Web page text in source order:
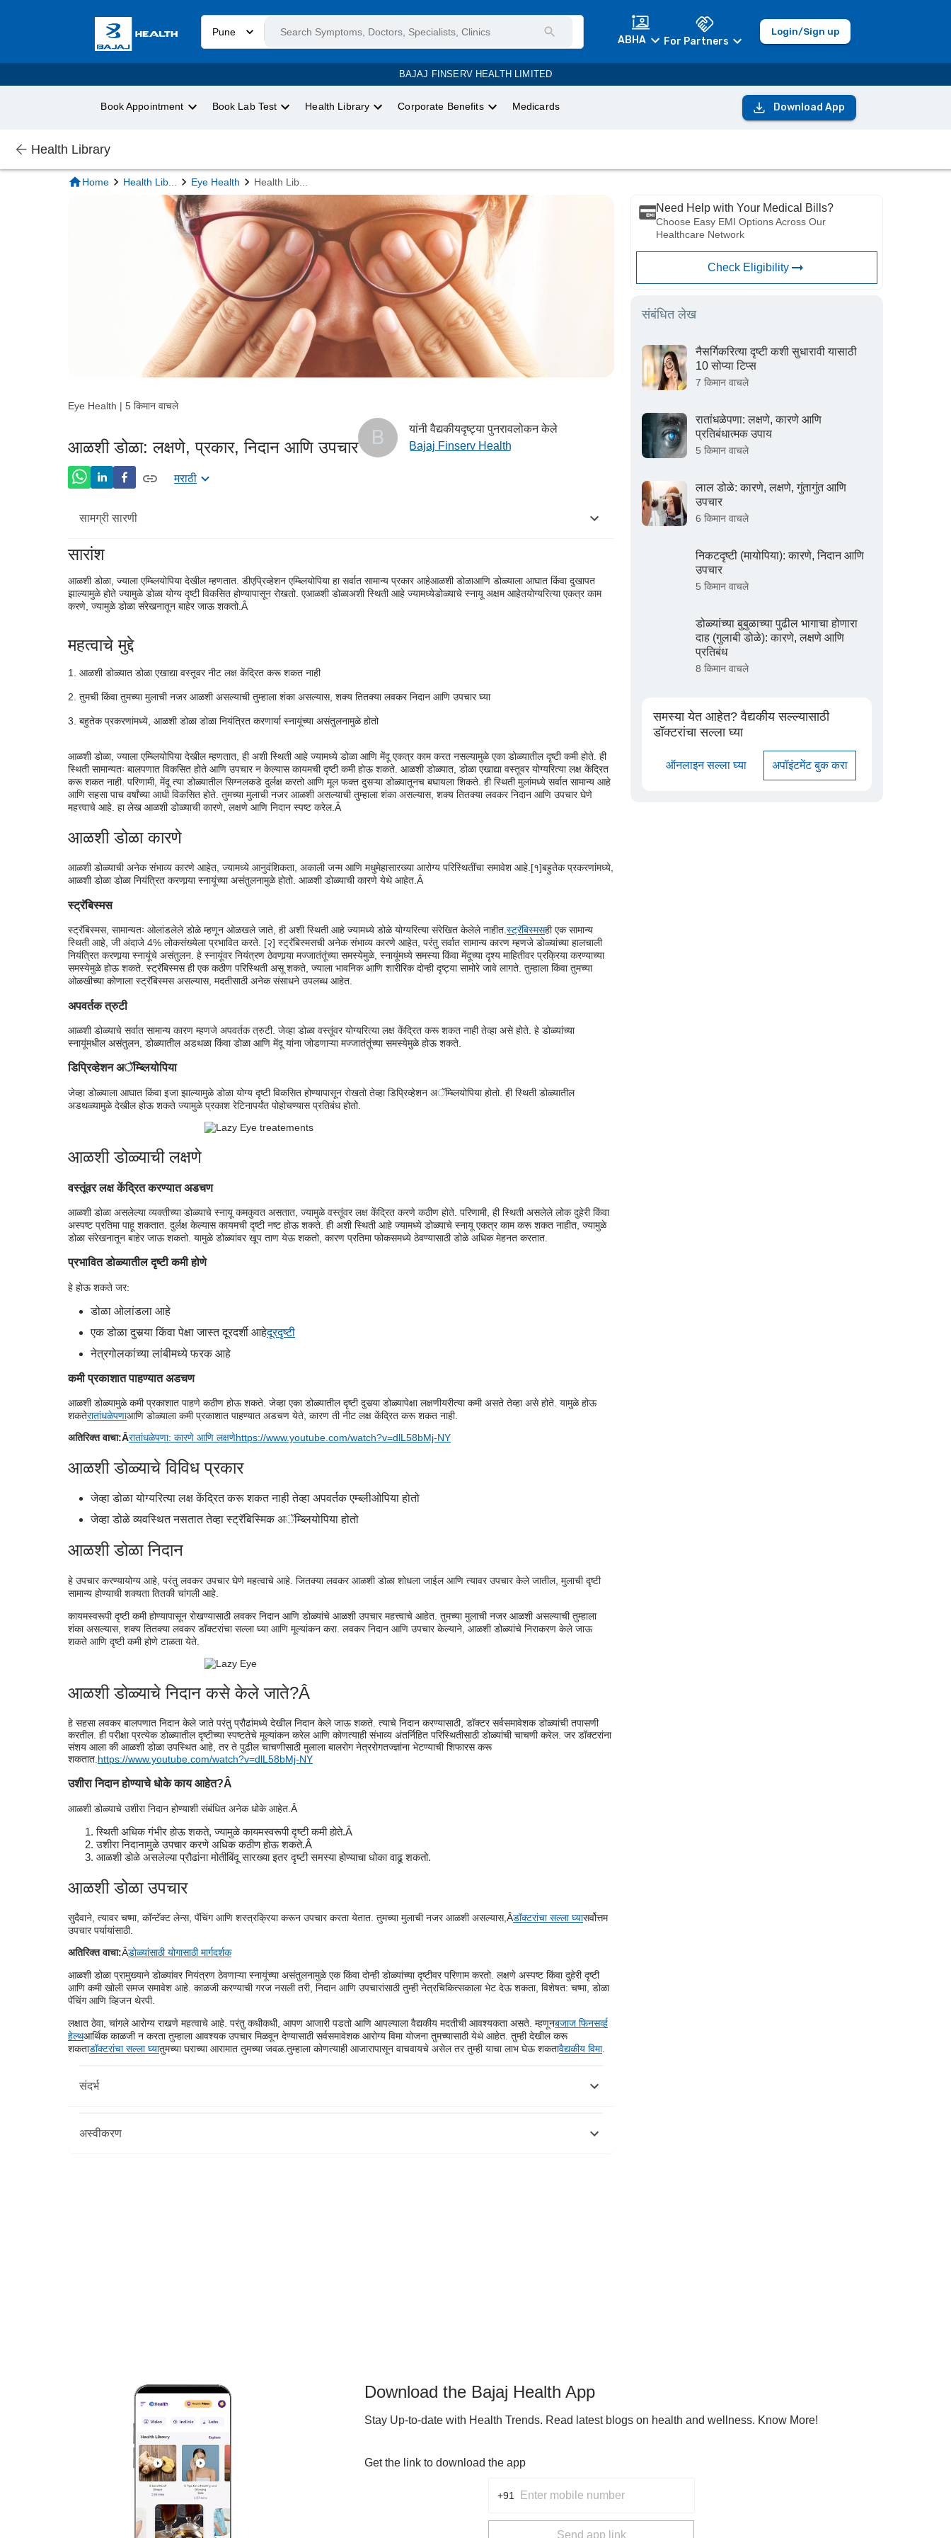
Pune
ABHA For Partners
Login/Sign up
BAJAJ FINSERV HEALTH LIMITED
Book Appointment Book Lab Test Health Library Corporate Benefits Medicards Download App
Health Library
Home Health Lib... Eye Health Health Lib...
Eye Health | 5 किमान वाचले
आळशी डोळा: लक्षणे, प्रकार, निदान आणि उपचार B
यांनी वैद्यकीयदृष्ट्या पुनरावलोकन केले
Bajaj Finserv Health
मराठी
सामग्री सारणी
आळशी डोळ्याची लक्षणे
आळशी डोळ्याचे विविध प्रकार
आळशी डोळा निदान
आळशी डोळा उपचार
सारांश
आळशी डोळा, ज्याला एम्ब्लियोपिया देखील म्हणतात. डीएप्रिव्हेशन एम्ब्लियोपिया हा सर्वात सामान्य प्रकार आहेआळशी डोळाआणि डोळ्याला आघात किंवा दुखापत
झाल्यामुळे होते ज्यामुळे डोळा योग्य दृष्टी विकसित होण्यापासून रोखतो. एआळशी डोळाअशी स्थिती आहे ज्यामध्येडोळ्याचे स्नायू अक्षम आहेतयोग्यरित्या एकत्र काम
करणे, ज्यामुळे डोळा संरेखनातून बाहेर जाऊ शकतो.Â
महत्वाचे मुद्दे
आळशी डोळ्यात डोळा एखाद्या वस्तूवर नीट लक्ष केंद्रित करू शकत नाही
तुमची किंवा तुमच्या मुलाची नजर आळशी असल्याची तुम्हाला शंका असल्यास, शक्य तितक्या लवकर निदान आणि उपचार घ्या
बहुतेक प्रकरणांमध्ये, आळशी डोळा डोळा नियंत्रित करणार्या स्नायूंच्या असंतुलनामुळे होतो
आळशी डोळा, ज्याला एम्ब्लियोपिया देखील म्हणतात, ही अशी स्थिती आहे ज्यामध्ये डोळा आणि मेंदू एकत्र काम करत नसल्यामुळे एका डोळ्यातील दृष्टी कमी होते. ही
स्थिती सामान्यतः बालपणात विकसित होते आणि उपचार न केल्यास कायमची दृष्टी कमी होऊ शकते. आळशी डोळ्यात, डोळा एखाद्या वस्तूवर योग्यरित्या लक्ष केंद्रित
करू शकत नाही. परिणामी, मेंदू त्या डोळ्यातील सिग्नलकडे दुर्लक्ष करतो आणि मूल फक्त दुसऱ्या डोळ्यातूनच बघायला शिकते. ही स्थिती मुलांमध्ये सर्वात सामान्य आहे
आणि सहसा पाच वर्षांच्या आधी विकसित होते. तुमच्या मुलाची नजर आळशी असल्याची तुम्हाला शंका असल्यास, शक्य तितक्या लवकर निदान आणि उपचार घेणे
महत्त्वाचे आहे. हा लेख आळशी डोळ्याची कारणे, लक्षणे आणि निदान स्पष्ट करेल.Â
आळशी डोळा कारणे
आळशी डोळ्याची अनेक संभाव्य कारणे आहेत, ज्यामध्ये आनुवंशिकता, अकाली जन्म आणि मधुमेहासारख्या आरोग्य परिस्थितींचा समावेश आहे.[१]बहुतेक प्रकरणांमध्ये,
आळशी डोळा डोळा नियंत्रित करणार्‍या स्नायूंच्या असंतुलनामुळे होतो. आळशी डोळ्याची कारणे येथे आहेत.Â
स्ट्रॅबिस्मस
स्ट्रॅबिस्मस, सामान्यतः ओलांडलेले डोळे म्हणून ओळखले जाते, ही अशी स्थिती आहे ज्यामध्ये डोळे योग्यरित्या संरेखित केलेले नाहीत.स्ट्रॅबिस्मसही एक सामान्य
स्थिती आहे, जी अंदाजे 4% लोकसंख्येला प्रभावित करते. [२] स्ट्रॅबिस्मसची अनेक संभाव्य कारणे आहेत, परंतु सर्वात सामान्य कारण म्हणजे डोळ्यांच्या हालचाली
नियंत्रित करणार्‍या स्नायूंचे असंतुलन. हे स्नायूंवर नियंत्रण ठेवणार्‍या मज्जातंतूंच्या समस्येमुळे, स्नायूंमध्ये समस्या किंवा मेंदूच्या दृश्य माहितीवर प्रक्रिया करण्याच्या
समस्येमुळे होऊ शकते. स्ट्रॅबिस्मस ही एक कठीण परिस्थिती असू शकते, ज्याला भावनिक आणि शारीरिक दोन्ही दृष्ट्या सामोरे जावे लागते. तुम्हाला किंवा तुमच्या
ओळखीच्या कोणाला स्ट्रॅबिस्मस असल्यास, मदतीसाठी अनेक संसाधने उपलब्ध आहेत.
अपवर्तक त्रुटी
आळशी डोळ्याचे सर्वात सामान्य कारण म्हणजे अपवर्तक त्रुटी. जेव्हा डोळा वस्तूंवर योग्यरित्या लक्ष केंद्रित करू शकत नाही तेव्हा असे होते. हे डोळ्यांच्या
स्नायूंमधील असंतुलन, डोळ्यातील अडथळा किंवा डोळा आणि मेंदू यांना जोडणाऱ्या मज्जातंतूंच्या समस्येमुळे होऊ शकते.
डिप्रिव्हेशन अॅम्ब्लियोपिया
जेव्हा डोळ्याला आघात किंवा इजा झाल्यामुळे डोळा योग्य दृष्टी विकसित होण्यापासून रोखतो तेव्हा डिप्रिव्हेशन अॅम्ब्लियोपिया होतो. ही स्थिती डोळ्यातील
अडथळ्यामुळे देखील होऊ शकते ज्यामुळे प्रकाश रेटिनापर्यंत पोहोचण्यास प्रतिबंध होतो.
आळशी डोळ्याची लक्षणे
वस्तूंवर लक्ष केंद्रित करण्यात अडचण
आळशी डोळा असलेल्या व्यक्तीच्या डोळ्याचे स्नायू कमकुवत असतात, ज्यामुळे वस्तूंवर लक्ष केंद्रित करणे कठीण होते. परिणामी, ही स्थिती असलेले लोक दुहेरी किंवा
अस्पष्ट प्रतिमा पाहू शकतात. दुर्लक्ष केल्यास कायमची दृष्टी नष्ट होऊ शकते. ही अशी स्थिती आहे ज्यामध्ये डोळ्याचे स्नायू एकत्र काम करू शकत नाहीत, ज्यामुळे
डोळा संरेखनातून बाहेर जाऊ शकतो. यामुळे डोळ्यांवर खूप ताण येऊ शकतो, कारण प्रतिमा फोकसमध्ये ठेवण्यासाठी डोळे अधिक मेहनत करतात.
प्रभावित डोळ्यातील दृष्टी कमी होणे
हे होऊ शकते जर:
डोळा ओलांडला आहे
एक डोळा दुसर्‍या किंवा पेक्षा जास्त दूरदर्शी आहेदूरदृष्टी
नेत्रगोलकांच्या लांबीमध्ये फरक आहे
कमी प्रकाशात पाहण्यात अडचण
आळशी डोळ्यामुळे कमी प्रकाशात पाहणे कठीण होऊ शकते. जेव्हा एका डोळ्यातील दृष्टी दुसर्‍या डोळ्यापेक्षा लक्षणीयरीत्या कमी असते तेव्हा असे होते. यामुळे होऊ
शकतेरातांधळेपणाआणि डोळ्याला कमी प्रकाशात पाहण्यात अडचण येते, कारण ती नीट लक्ष केंद्रित करू शकत नाही.
अतिरिक्त वाचा:Âरातांधळेपणा: कारणे आणि लक्षणेhttps://www.youtube.com/watch?v=dlL58bMj-NY
आळशी डोळ्याचे विविध प्रकार
जेव्हा डोळा योग्यरित्या लक्ष केंद्रित करू शकत नाही तेव्हा अपवर्तक एम्ब्लीओपिया होतो
जेव्हा डोळे व्यवस्थित नसतात तेव्हा स्ट्रॅबिस्मिक अॅम्ब्लियोपिया होतो
आळशी डोळा निदान
हे उपचार करण्यायोग्य आहे, परंतु लवकर उपचार घेणे महत्वाचे आहे. जितक्या लवकर आळशी डोळा शोधला जाईल आणि त्यावर उपचार केले जातील, मुलाची दृष्टी
सामान्य होण्याची शक्यता तितकी चांगली आहे.
कायमस्वरूपी दृष्टी कमी होण्यापासून रोखण्यासाठी लवकर निदान आणि डोळ्यांचे आळशी उपचार महत्त्वाचे आहेत. तुमच्या मुलाची नजर आळशी असल्याची तुम्हाला
शंका असल्यास, शक्य तितक्या लवकर डॉक्टरांचा सल्ला घ्या आणि मूल्यांकन करा. लवकर निदान आणि उपचार केल्याने, आळशी डोळ्यांचे निराकरण केले जाऊ
शकते आणि दृष्टी कमी होणे टाळता येते.
आळशी डोळ्याचे निदान कसे केले जाते?Â
हे सहसा लवकर बालपणात निदान केले जाते परंतु प्रौढांमध्ये देखील निदान केले जाऊ शकते. त्याचे निदान करण्यासाठी, डॉक्टर सर्वसमावेशक डोळ्यांची तपासणी
करतील. ही परीक्षा प्रत्येक डोळ्यातील दृष्टीच्या स्पष्टतेचे मूल्यांकन करेल आणि कोणत्याही संभाव्य अंतर्निहित परिस्थितीसाठी डोळ्यांची चाचणी करेल. जर डॉक्टरांना
संशय आला की आळशी डोळा उपस्थित आहे, तर ते पुढील चाचणीसाठी मुलाला बालरोग नेत्ररोगतज्ज्ञांना भेटण्याची शिफारस करू
शकतात. https://www.youtube.com/watch?v=dlL58bMj-NY
उशीरा निदान होण्याचे धोके काय आहेत?Â
आळशी डोळ्याचे उशीरा निदान होण्याशी संबंधित अनेक धोके आहेत.Â
स्थिती अधिक गंभीर होऊ शकते, ज्यामुळे कायमस्वरूपी दृष्टी कमी होते.Â
उशीरा निदानामुळे उपचार करणे अधिक कठीण होऊ शकते.Â
आळशी डोळे असलेल्या प्रौढांना मोतीबिंदू सारख्या इतर दृष्टी समस्या होण्याचा धोका वाढू शकतो.
आळशी डोळा उपचार
सुदैवाने, त्यावर चष्मा, कॉन्टॅक्ट लेन्स, पॅचिंग आणि शस्त्रक्रिया करून उपचार करता येतात. तुमच्या मुलाची नजर आळशी असल्यास,Âडॉक्टरांचा सल्ला घ्यासर्वोत्तम
उपचार पर्यायांसाठी.
अतिरिक्त वाचा:Âडोळ्यांसाठी योगासाठी मार्गदर्शक
आळशी डोळा प्रामुख्याने डोळ्यांवर नियंत्रण ठेवणाऱ्या स्नायूंच्या असंतुलनामुळे एक किंवा दोन्ही डोळ्यांच्या दृष्टीवर परिणाम करतो. लक्षणे अस्पष्ट किंवा दुहेरी दृष्टी
आणि कमी खोली समज समावेश आहे. काळजी करण्याची गरज नसली तरी, निदान आणि उपचारांसाठी तुम्ही नेत्रचिकित्सकाला भेट देऊ शकता, विशेषत: चष्मा, डोळा
पॅचिंग आणि व्हिजन थेरपी.
लक्षात ठेवा, चांगले आरोग्य राखणे महत्वाचे आहे. परंतु कधीकधी, आपण आजारी पडतो आणि आपल्याला वैद्यकीय मदतीची आवश्यकता असते. म्हणूनबजाज फिनसर्व्ह
हेल्थआर्थिक काळजी न करता तुम्हाला आवश्यक उपचार मिळवून देण्यासाठी सर्वसमावेशक आरोग्य विमा योजना तुमच्यासाठी येथे आहेत. तुम्ही देखील करू
शकताडॉक्टरांचा सल्ला घ्यातुमच्या घराच्या आरामात तुमच्या जवळ.तुम्हाला कोणत्याही आजारापासून वाचवायचे असेल तर तुम्ही याचा लाभ घेऊ शकतावैद्यकीय विमा.
संदर्भ
https://stanfordhealthcare.org/medical-conditions/eyes-and-vision/lazy-eye/causes.html
अस्वीकरण
Need Help with Your Medical Bills?
Choose Easy EMI Options Across Our
Healthcare Network
Check Eligibility
संबंधित लेख
नैसर्गिकरित्या दृष्टी कशी सुधारावी यासाठी
10 सोप्या टिप्स
7 किमान वाचले
रातांधळेपणा: लक्षणे, कारणे आणि
प्रतिबंधात्मक उपाय
5 किमान वाचले
लाल डोळे: कारणे, लक्षणे, गुंतागुंत आणि
उपचार
6 किमान वाचले
निकटदृष्टी (मायोपिया): कारणे, निदान आणि
उपचार
5 किमान वाचले
डोळ्यांच्या बुबुळाच्या पुढील भागाचा होणारा
दाह (गुलाबी डोळे): कारणे, लक्षणे आणि
प्रतिबंध
8 किमान वाचले
समस्या येत आहेत? वैद्यकीय सल्ल्यासाठी
डॉक्टरांचा सल्ला घ्या
ऑनलाइन सल्ला घ्या अपॉइंटमेंट बुक करा
Download the Bajaj Health App
Stay Up-to-date with Health Trends. Read latest blogs on health and wellness. Know More!
Get the link to download the app
+91
Send app link